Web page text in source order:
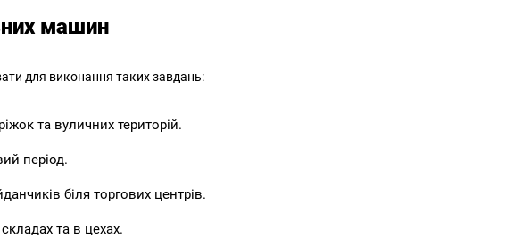
машин
для виконання таких завдань:
та вуличних територій.
період.
біля торгових центрів.
та в цехах.